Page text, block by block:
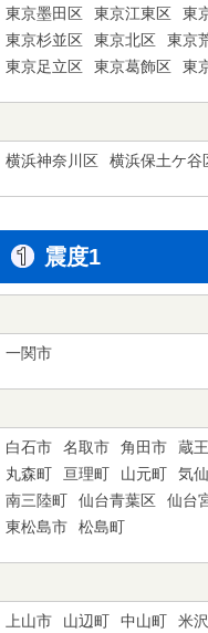
東京墨田区
東京江東区 東
東京杉並区
東京北区 東京
東京足立区
東京葛飾区 東
横浜神奈川区 横浜保土ケ谷
震度1
一関市
白石市 名取市 角田市 蔵
丸森町
亘理町 山元町 気
南三陸町
仙台青葉区 仙台
東松島市
松島町
上山市 山辺町 中山町 米